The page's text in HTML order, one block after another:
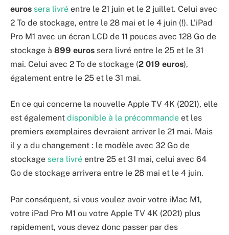
euros sera livré entre le 21 juin et le 2 juillet. Celui avec
2 To de stockage, entre le 28 mai et le 4 juin (!). L’iPad
Pro M1 avec un écran LCD de 11 pouces avec 128 Go de
stockage à 899 euros sera livré entre le 25 et le 31
mai. Celui avec 2 To de stockage (2 019 euros),
également entre le 25 et le 31 mai.
En ce qui concerne la nouvelle Apple TV 4K (2021), elle
est également disponible à la précommande et les
premiers exemplaires devraient arriver le 21 mai. Mais
il y a du changement : le modèle avec 32 Go de
stockage sera livré entre 25 et 31 mai, celui avec 64
Go de stockage arrivera entre le 28 mai et le 4 juin.
Par conséquent, si vous voulez avoir votre iMac M1,
votre iPad Pro M1 ou votre Apple TV 4K (2021) plus
rapidement, vous devez donc passer par des